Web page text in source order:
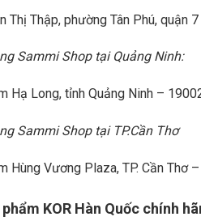
Thị Thập, phường Tân Phú, quận
Sammi Shop tại Quảng Ninh:
Hạ Long, tỉnh Quảng Ninh –
Sammi Shop tại TP.Cần Thơ
Hùng Vương Plaza, TP. Cần Thơ
KOR Hàn Quốc chính